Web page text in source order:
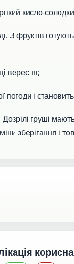
кисло-
З фруктів
вересня;
погоди і
груші
зберігання і